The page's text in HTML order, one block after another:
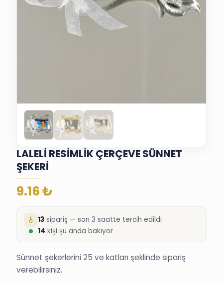
LALELİ RESİMLİK ÇERÇEVE SÜNNET
ŞEKERİ
9.16₺
13 sipariş — son 3 saatte tercih edildi
14 kişi şu anda bakıyor
Sünnet şekerlerini 25 ve katları şeklinde sipariş
verebilirsiniz.